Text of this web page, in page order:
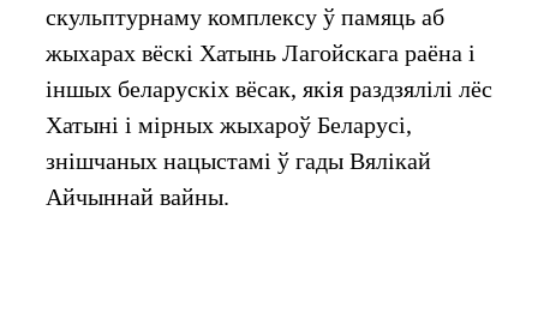
скульптурнаму комплексу ў памяць аб
жыхарах вёскі Хатынь Лагойскага раёна і
іншых беларускіх вёсак, якiя раздзялiлi лёс
Хатыні і мірных жыхароў Беларусі,
знішчаных нацыстамі ў гады Вялікай
Айчыннай вайны.